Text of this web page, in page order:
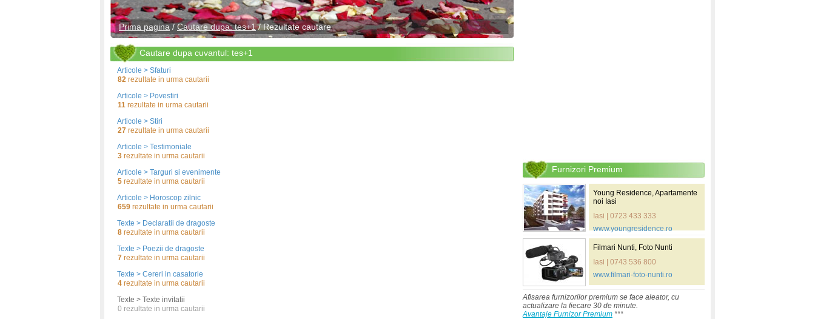
Prima pagina/ Cautare dupa: tes+1/ Rezultate cautare
Cautare dupa cuvantul: tes+1
Articole > Sfaturi
82 rezultate in urma cautarii
Articole > Povestiri
11 rezultate in urma cautarii
Articole > Stiri
27 rezultate in urma cautarii
Articole > Testimoniale
3 rezultate in urma cautarii
Articole > Targuri si evenimente
5 rezultate in urma cautarii
Articole > Horoscop zilnic
659 rezultate in urma cautarii
Texte > Declaratii de dragoste
8 rezultate in urma cautarii
Texte > Poezii de dragoste
7 rezultate in urma cautarii
Texte > Cereri in casatorie
4 rezultate in urma cautarii
Texte > Texte invitatii
0 rezultate in urma cautarii
Furnizori Premium
Young Residence, Apartamente
noi Iasi
Iasi | 0723 433 333
www.youngresidence.ro
Filmari Nunti, Foto Nunti
Iasi | 0743 536 800
www.filmari-foto-nunti.ro
Afisarea furnizorilor premium se face aleator, cu
actualizare la fiecare 30 de minute.
Avantaje Furnizor Premium ***